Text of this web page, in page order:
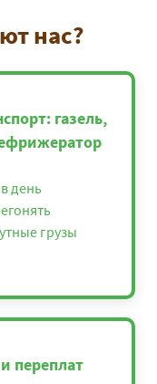
нас?
газель,
день
грузы
переплат